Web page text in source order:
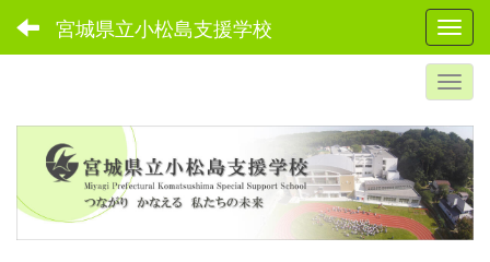
宮城県立小松島支援学校